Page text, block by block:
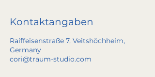
Kontaktangaben
Raiffeisenstraße 7, Veitshöchheim,
Germany
cori@traum-studio.com